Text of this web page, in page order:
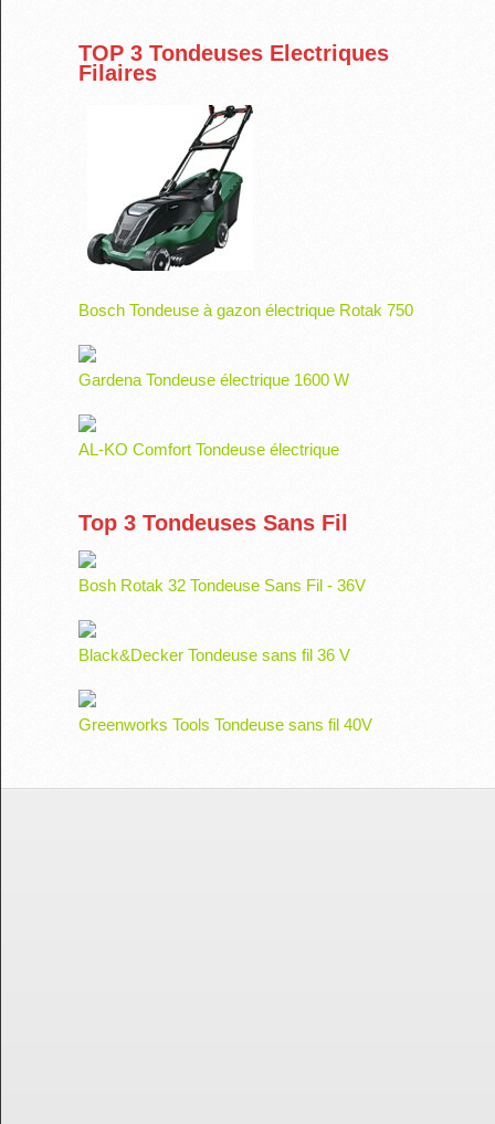
TOP 3 Tondeuses Electriques
Filaires
Bosch Tondeuse à gazon électrique Rotak 750
Gardena Tondeuse électrique 1600 W
AL-KO Comfort Tondeuse électrique
Top 3 Tondeuses Sans Fil
Bosh Rotak 32 Tondeuse Sans Fil - 36V
Black&Decker Tondeuse sans fil 36 V
Greenworks Tools Tondeuse sans fil 40V